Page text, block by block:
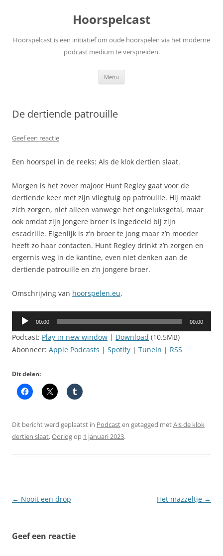
Hoorspelcast
Hoorspelcast is een initiatief om oude hoorspelen via het moderne
podcast medium te verspreiden.
Menu
De dertiende patrouille
Geef een reactie
Een hoorspel in de reeks: Als de klok dertien slaat.
Morgen is het zover majoor Hunt Regley gaat voor de
dertiende keer met zijn vliegtuig op patrouille. Hij maakt
zich zorgen, niet alleen vanwege het ongeluksgetal, maar
ook omdat zijn jongere broer is ingedeeld bij zijn
escadrille. Eigenlijk is z’n broer te jong maar z’n moeder
heeft zo haar contacten. Hunt Regley drinkt z’n zorgen en
ergernis weg in de kantine, even niet denken aan de
dertiende patrouille en z’n jongere broer.
Omschrijving van hoorspelen.eu.
Audiospeler
00:00 00:00
Podcast: Play in new window | Download (10.5MB)
Abonneer: Apple Podcasts | Spotify | TuneIn | RSS
Dit delen:
Dit bericht werd geplaatst in Podcasten getagged metAls de klok
dertien slaat,Oorlogop 1 januari 2023.
Berichtnavigatie
← Nooit een drop Het mazzeltje →
Geef een reactie